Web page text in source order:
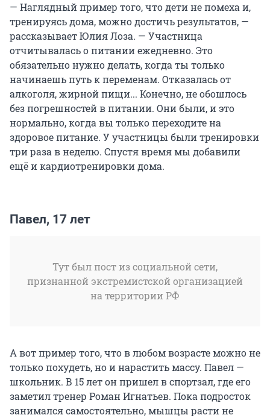
— Наглядный пример того, что дети не помеха и,
тренируясь дома, можно достичь результатов, —
рассказывает Юлия Лоза. — Участница
отчитывалась о питании ежедневно. Это
обязательно нужно делать, когда ты только
начинаешь путь к переменам. Отказалась от
алкоголя, жирной пищи... Конечно, не обошлось
без погрешностей в питании. Они были, и это
нормально, когда вы только переходите на
здоровое питание. У участницы были тренировки
три раза в неделю. Спустя время мы добавили
ещё и кардиотренировки дома.
Павел, 17 лет
Тут был пост из социальной сети,
признанной экстремистской организацией
на территории РФ
А вот пример того, что в любом возрасте можно не
только похудеть, но и нарастить массу. Павел —
школьник. В 15 лет он пришел в спортзал, где его
заметил тренер Роман Игнатьев. Пока подросток
занимался самостоятельно, мышцы расти не